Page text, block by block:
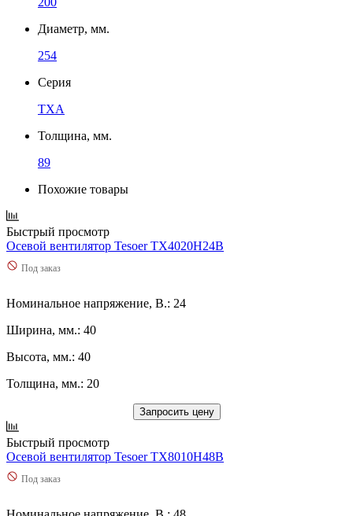
Диаметр, мм.
254
Серия
TXA
Толщина, мм.
89
Похожие товары
Быстрый просмотр
Осевой вентилятор Tesoer TX4020H24B
Под заказ
Номинальное напряжение, В.: 24
Ширина, мм.: 40
Высота, мм.: 40
Толщина, мм.: 20
Запросить цену
Быстрый просмотр
Осевой вентилятор Tesoer TX8010H48B
Под заказ